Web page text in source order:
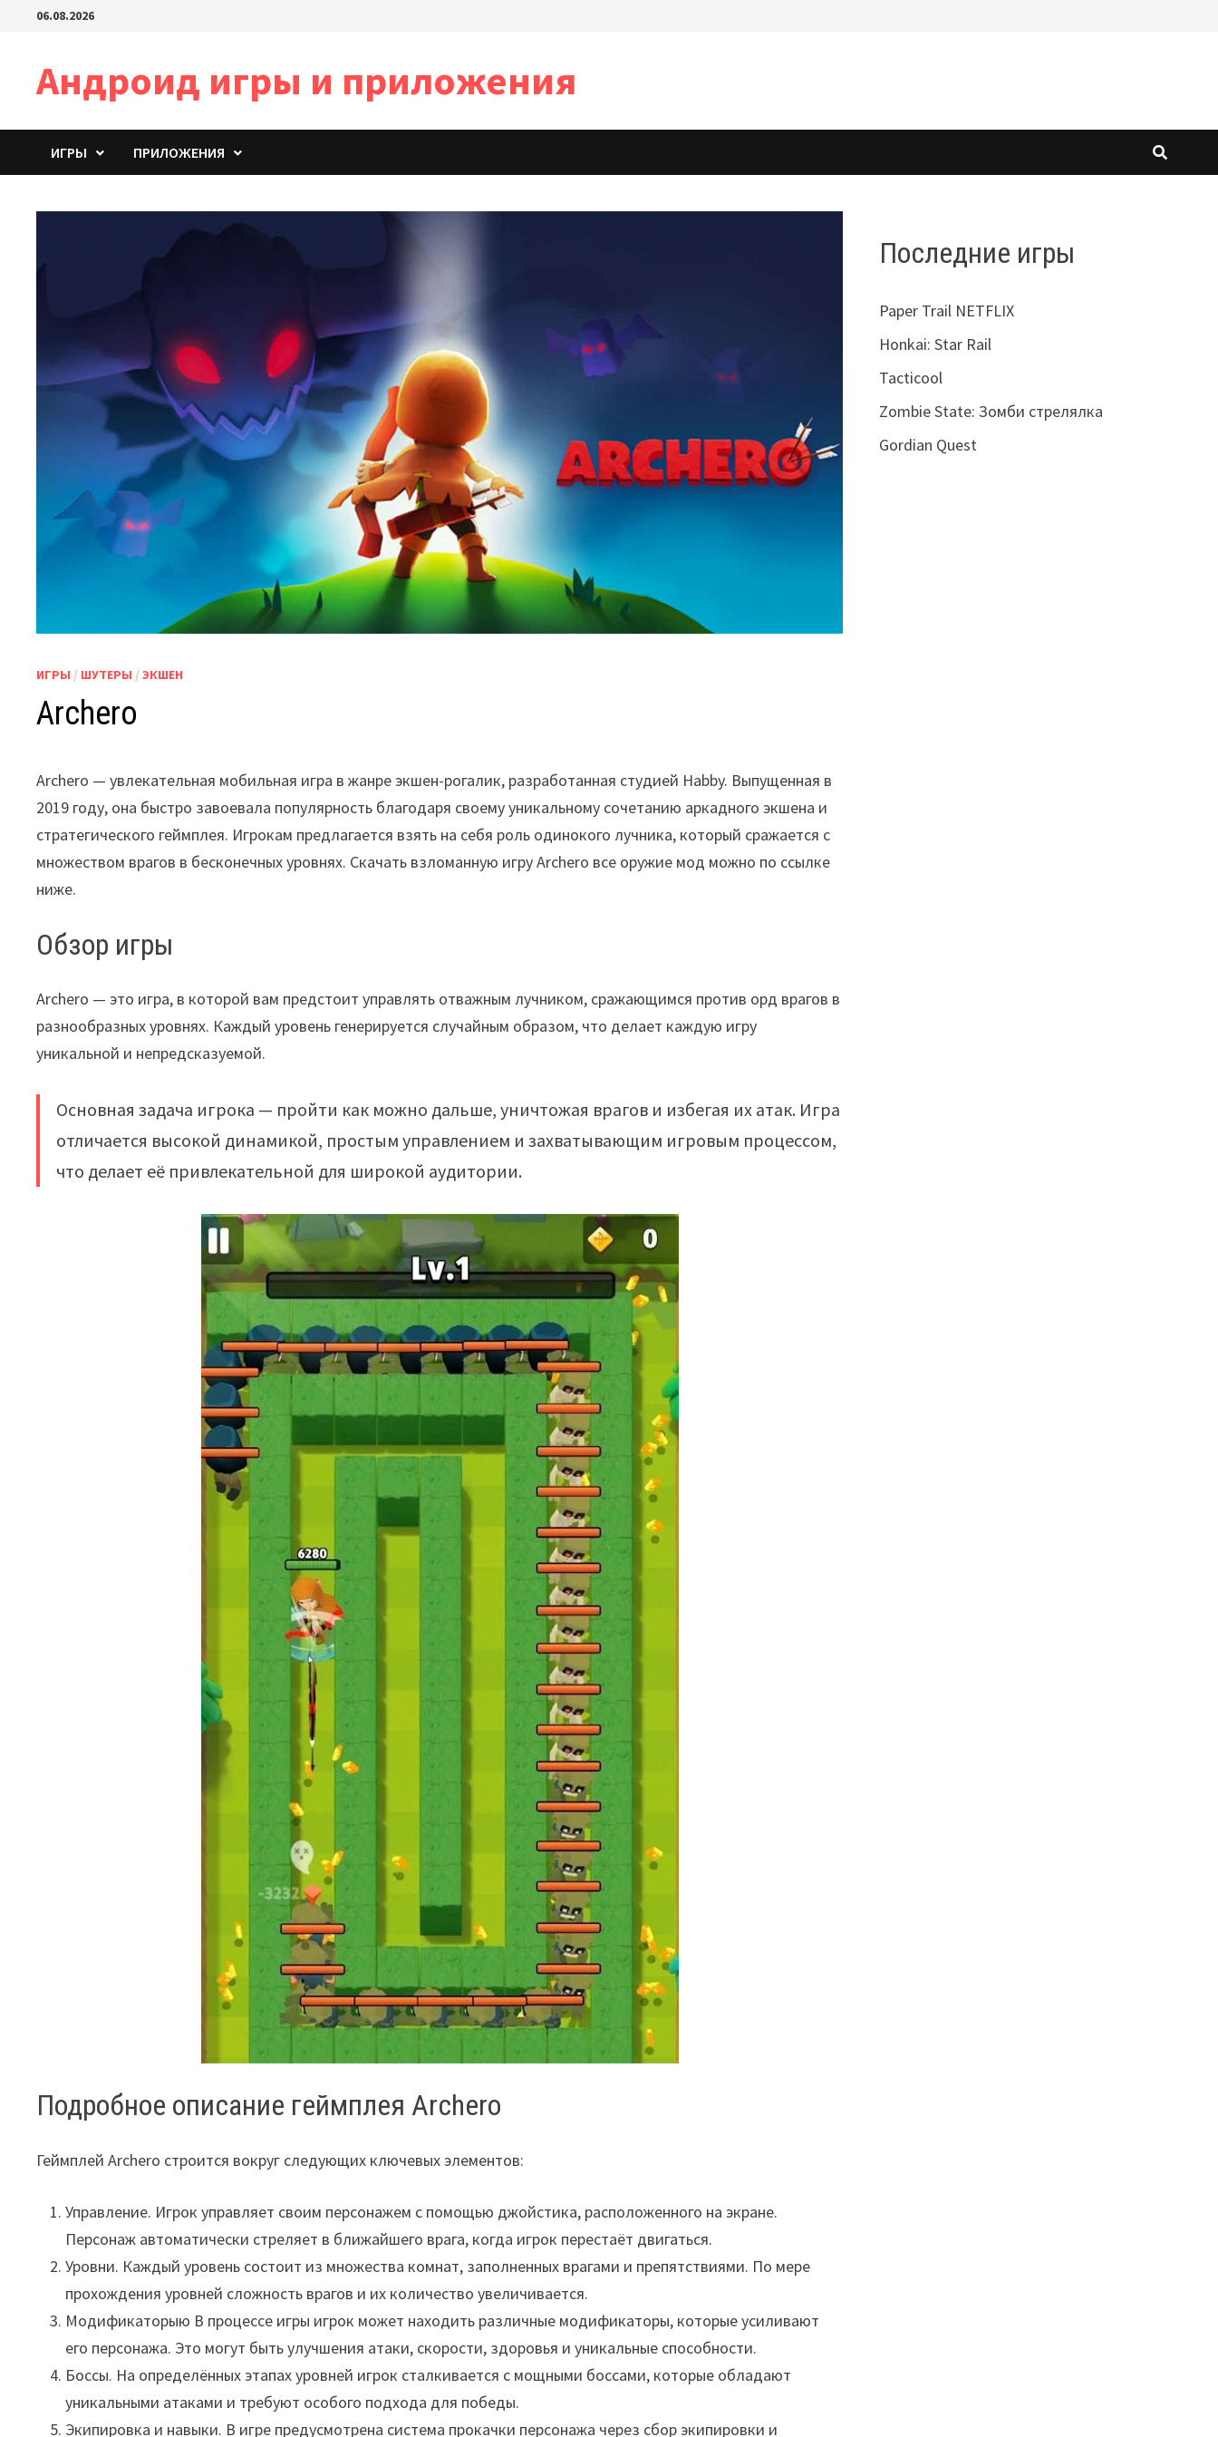
Перейти06.08.2026
Андроид игры и приложения
ИГРЫ ПРИЛОЖЕНИЯ
ИГРЫ / ШУТЕРЫ /ЭКШЕН
Archero
Archero — увлекательная мобильная игра в жанре экшен-рогалик, разработанная студией Habby. Выпущенная в
2019 году, она быстро завоевала популярность благодаря своему уникальному сочетанию аркадного экшена и
стратегического геймплея. Игрокам предлагается взять на себя роль одинокого лучника, который сражается с
множеством врагов в бесконечных уровнях. Скачать взломанную игру Archero все оружие мод можно по ссылке
ниже.
Обзор игры
Archero — это игра, в которой вам предстоит управлять отважным лучником, сражающимся против орд врагов в
разнообразных уровнях. Каждый уровень генерируется случайным образом, что делает каждую игру
уникальной и непредсказуемой.
Основная задача игрока — пройти как можно дальше, уничтожая врагов и избегая их атак. Игра
отличается высокой динамикой, простым управлением и захватывающим игровым процессом,
что делает её привлекательной для широкой аудитории.
Подробное описание геймплея Archero
Геймплей Archero строится вокруг следующих ключевых элементов:
Управление. Игрок управляет своим персонажем с помощью джойстика, расположенного на экране.
Персонаж автоматически стреляет в ближайшего врага, когда игрок перестаёт двигаться.
Уровни. Каждый уровень состоит из множества комнат, заполненных врагами и препятствиями. По мере
прохождения уровней сложность врагов и их количество увеличивается.
Модификаторыю В процессе игры игрок может находить различные модификаторы, которые усиливают
его персонажа. Это могут быть улучшения атаки, скорости, здоровья и уникальные способности.
Боссы. На определённых этапах уровней игрок сталкивается с мощными боссами, которые обладают
уникальными атаками и требуют особого подхода для победы.
Экипировка и навыки. В игре предусмотрена система прокачки персонажа через сбор экипировки и
Последние игры
Paper Trail NETFLIX
Honkai: Star Rail
Tacticool
Zombie State: Зомби стрелялка
Gordian Quest